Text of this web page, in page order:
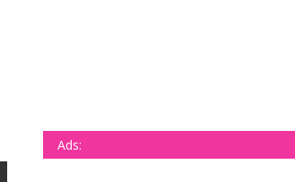
Ads: